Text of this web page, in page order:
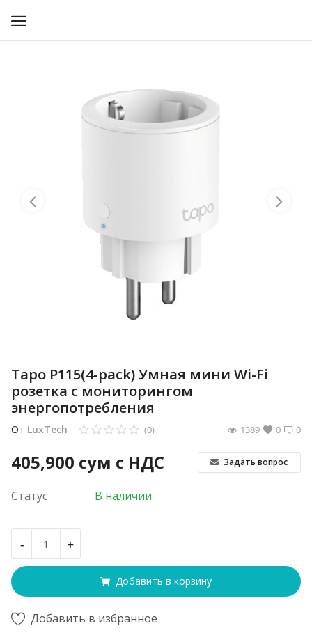
РЕШЕНИЯ ДЛЯ ДОМА
Tapo P115(4-pack) Умная мини Wi-Fi
розетка с мониторингом
энергопотребления
От LuxTech 0
(0) 0
1389
405,900 сум с НДС Задать вопрос
Статус В наличии
- +
Добавить в корзину
Добавить в избранное